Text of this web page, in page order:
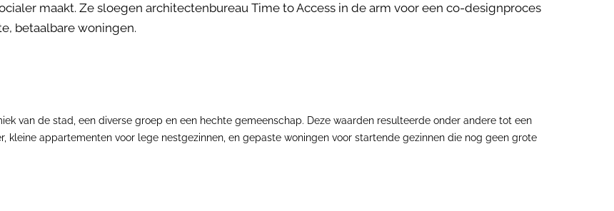
maakt. Ze sloegen architectenbureau Time to Access in de arm voor een co-designproces
betaalbare woningen.
van de stad, een diverse groep en een hechte gemeenschap. Deze waarden resulteerde onder andere tot een
kleine appartementen voor lege nestgezinnen, en gepaste woningen voor startende gezinnen die nog geen grote